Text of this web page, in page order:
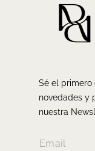
Sé el primero
novedades y
nuestra